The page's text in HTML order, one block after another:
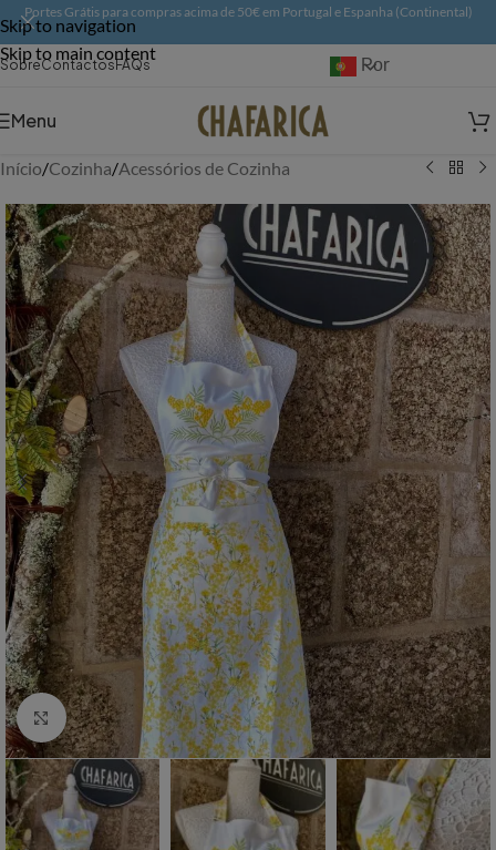
Skip to navigation
Skip to main content
Portes Grátis para compras acima de 50€ em Portugal e Espanha (Continental)
SobreContactosFAQs Português
Menu
Início/Cozinha/Acessórios de Cozinha
Aumentar Imagem